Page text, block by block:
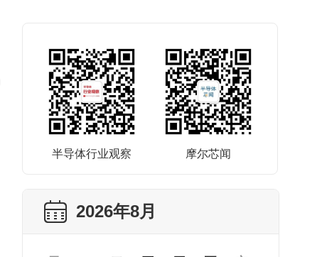
半导体行业观察 摩尔芯闻
2026年8月